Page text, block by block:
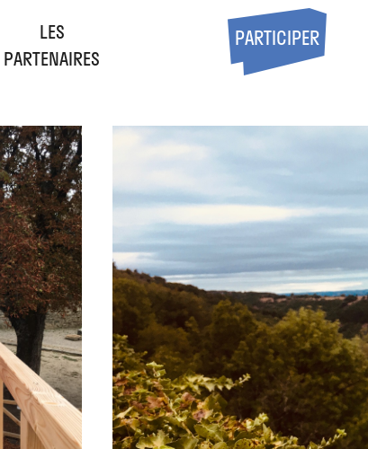
LES
PARTENAIRES
PARTICIPER